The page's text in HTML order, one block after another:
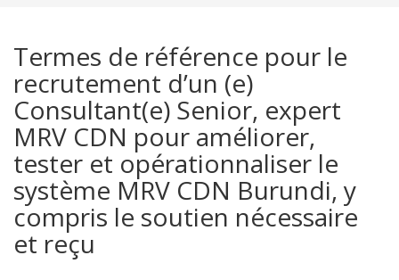
Termes de référence pour le
recrutement d’un (e)
Consultant(e) Senior, expert
MRV CDN pour améliorer,
tester et opérationnaliser le
système MRV CDN Burundi, y
compris le soutien nécessaire
et reçu